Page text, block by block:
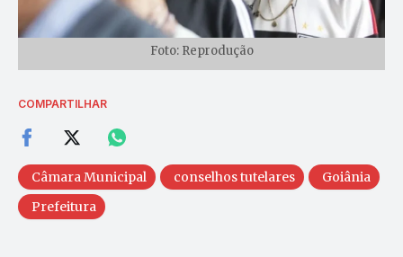
Foto: Reprodução
COMPARTILHAR
Câmara Municipal conselhos tutelares
Goiânia
Prefeitura